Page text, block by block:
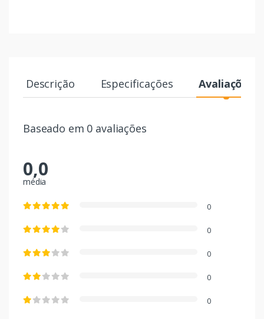
Descrição Especificações Avaliações
Baseado em 0 avaliações
0,0
média
0
0
0
0
0